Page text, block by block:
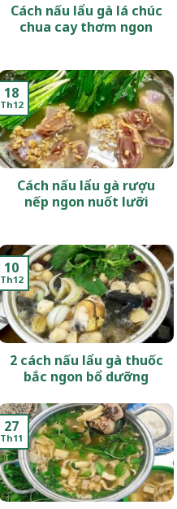
Cách nấu lẩu gà lá chúc
chua cay thơm ngon
Cách nấu lẩu gà rượu
nếp ngon nuốt lưỡi
18
Th12
2 cách nấu lẩu gà thuốc
bắc ngon bổ dưỡng
10
Th12
27
Th11